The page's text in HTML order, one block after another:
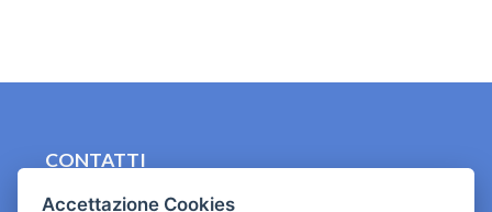
CONTATTI
contact.originebologna@gmail.com
Accettazione Cookies